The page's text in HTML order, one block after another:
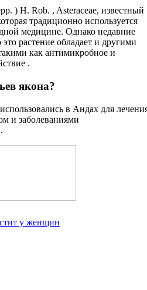
) H. Rob. , Asteraceae, известный
традиционно используется
медицине. Однако недавние
растение обладает и другими
как антимикробное и
.
якона?
в Андах для
и заболеваниями
у женщин